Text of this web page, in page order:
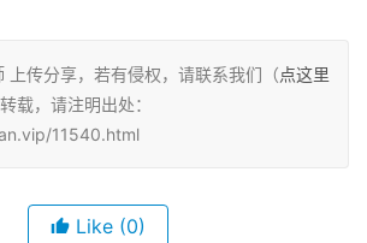
上传分享，若有侵权，请联系我们（点这里
载，请注明出处：
11540.html
Like (0)